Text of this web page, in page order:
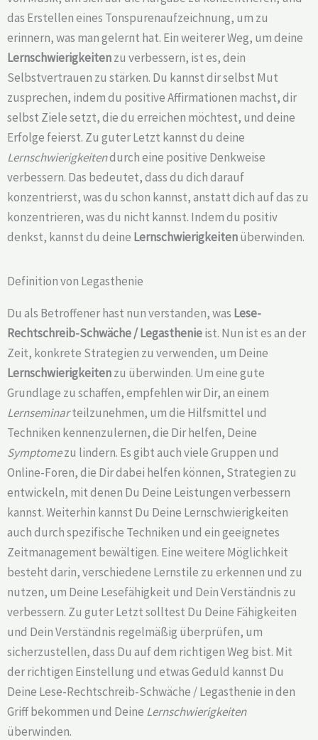
das Erstellen eines Tonspurenaufzeichnung, um zu
erinnern, was man gelernt hat. Ein weiterer Weg, um deine
Lernschwierigkeitenzu verbessern, ist es, dein
Selbstvertrauen zu stärken. Du kannst dir selbst Mut
zusprechen, indem du positive Affirmationen machst, dir
selbst Ziele setzt, die du erreichen möchtest, und deine
Erfolge feierst. Zu guter Letzt kannst du deine
Lernschwierigkeitendurch eine positive Denkweise
verbessern. Das bedeutet, dass du dich darauf
konzentrierst, was du schon kannst, anstatt dich auf das zu
konzentrieren, was du nicht kannst. Indem du positiv
denkst, kannst du deine Lernschwierigkeitenüberwinden.
Definition von Legasthenie
Du als Betroffener hast nun verstanden, was Lese-
Rechtschreib-Schwäche /Legasthenieist. Nun ist es an der
Zeit, konkrete Strategien zu verwenden, um Deine
Lernschwierigkeitenzu überwinden. Um eine gute
Grundlage zu schaffen, empfehlen wir Dir, an einem
Lernseminarteilzunehmen, um die Hilfsmittel und
Techniken kennenzulernen, die Dir helfen, Deine
Symptomezu lindern. Es gibt auch viele Gruppen und
Online-Foren, die Dir dabei helfen können, Strategien zu
entwickeln, mit denen Du Deine Leistungen verbessern
kannst. Weiterhin kannst Du Deine Lernschwierigkeiten
auch durch spezifische Techniken und ein geeignetes
Zeitmanagement bewältigen. Eine weitere Möglichkeit
besteht darin, verschiedene Lernstile zu erkennen und zu
nutzen, um Deine Lesefähigkeit und Dein Verständnis zu
verbessern. Zu guter Letzt solltest Du Deine Fähigkeiten
und Dein Verständnis regelmäßig überprüfen, um
sicherzustellen, dass Du auf dem richtigen Weg bist. Mit
der richtigen Einstellung und etwas Geduld kannst Du
Deine Lese-Rechtschreib-Schwäche / Legasthenie in den
Griff bekommen und Deine Lernschwierigkeiten
überwinden.